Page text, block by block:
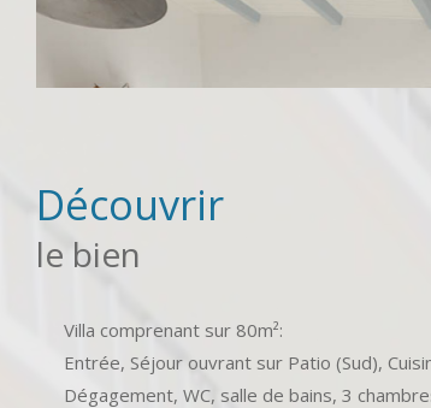
découvrir
le bien
Villa comprenant sur 80m²:
Entrée, Séjour ouvrant sur Patio (Sud),
Dégagement, WC, salle de bains, 3